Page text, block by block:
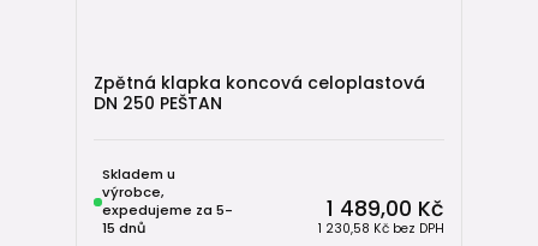
Zpětná klapka koncová celoplastová
DN 250 PEŠTAN
1 489,00 Kč
1 230,58 Kč bez DPH
Skladem u
výrobce,
expedujeme za 5-
15 dnů